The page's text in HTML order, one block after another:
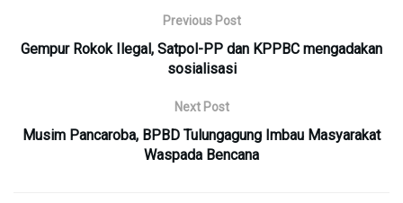
Previous Post
Gempur Rokok Ilegal, Satpol-PP dan KPPBC mengadakan
sosialisasi
Next Post
Musim Pancaroba, BPBD Tulungagung Imbau Masyarakat
Waspada Bencana